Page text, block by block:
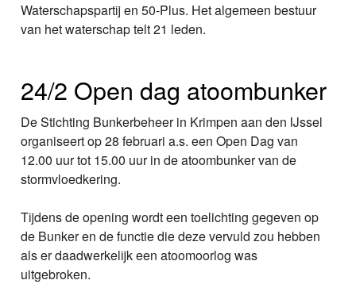
Waterschapspartij en 50-Plus. Het algemeen bestuur
van het waterschap telt 21 leden.
24/2 Open dag atoombunker
De Stichting Bunkerbeheer in Krimpen aan den IJssel
organiseert op 28 februari a.s. een Open Dag van
12.00 uur tot 15.00 uur in de atoombunker van de
stormvloedkering.
Tijdens de opening wordt een toelichting gegeven op
de Bunker en de functie die deze vervuld zou hebben
als er daadwerkelijk een atoomoorlog was
uitgebroken.